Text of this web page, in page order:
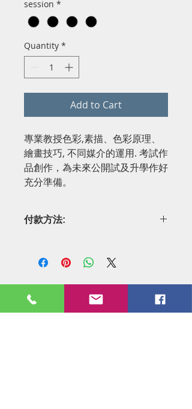
session *
Quantity *
Add to Cart
專業教授色彩,素描、色彩原理、
繪畫技巧, 不同媒介的運用. 考試作
品創作，為未來公開試及升學作好
充分準備。
付款方法:
62480942 給我
2) 可銀行過數 HSBC 177652559833